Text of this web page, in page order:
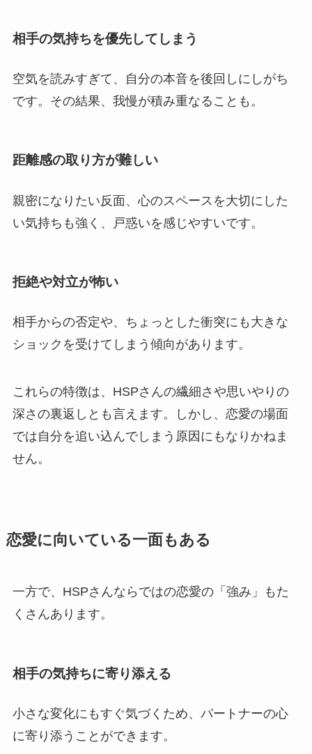
相手の気持ちを優先してしまう
空気を読みすぎて、自分の本音を後回しにしがち
です。その結果、我慢が積み重なることも。
距離感の取り方が難しい
親密になりたい反面、心のスペースを大切にした
い気持ちも強く、戸惑いを感じやすいです。
拒絶や対立が怖い
相手からの否定や、ちょっとした衝突にも大きな
ショックを受けてしまう傾向があります。
これらの特徴は、HSPさんの繊細さや思いやりの
深さの裏返しとも言えます。しかし、恋愛の場面
では自分を追い込んでしまう原因にもなりかねま
せん。
恋愛に向いている一面もある
一方で、HSPさんならではの恋愛の「強み」もた
くさんあります。
相手の気持ちに寄り添える
小さな変化にもすぐ気づくため、パートナーの心
に寄り添うことができます。